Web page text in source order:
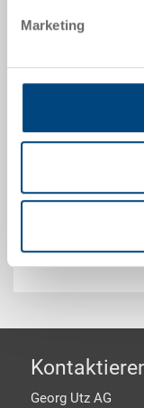
Marketing
Stapelbehälter
Behälter
Muschelgriffe,
Optionales
Georg Utz AG